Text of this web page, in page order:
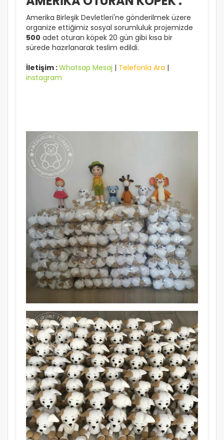
Amerika Birleşik Devletleri'ne gönderilmek üzere
organize ettiğimiz sosyal sorumluluk projemizde
500 adet oturan köpek 20 gün gibi kısa bir
sürede hazırlanarak teslim edildi.
İletişim :Whatsap Mesaj | Telefonla Ara |
instagram